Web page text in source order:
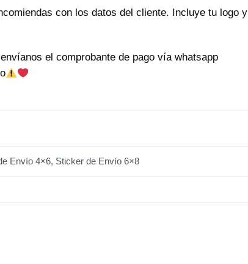
con los datos del cliente. Incluye tu logo y
el comprobante de pago vía whatsapp
Envío 4×6, Sticker de Envío 6×8